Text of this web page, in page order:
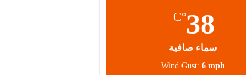
38
°C
سماء صافية
Wind Gust: 6 mph